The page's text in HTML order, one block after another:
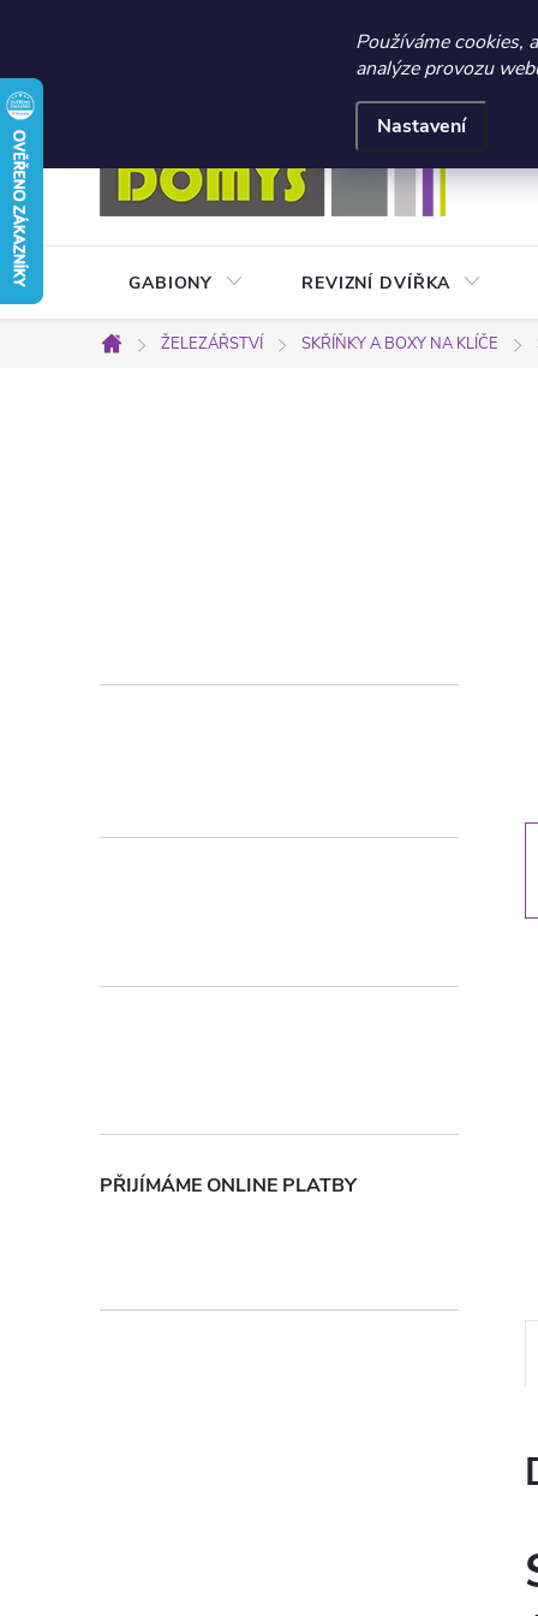
☀️ LETNÍ AKCE
Používáme cookies,
analýze provozu
Nastavení
Přejít
na
obsah
Obchodní podmínky
GABIONY REVIZNÍ DVÍŘKA
Domů
ŽELEZÁŘSTVÍ SKŘÍŇKY A BOXY NA KLÍČE
r
p
e
PŘIJÍMÁME ONLINE PLATBY